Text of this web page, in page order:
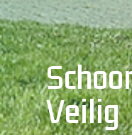
Veilig